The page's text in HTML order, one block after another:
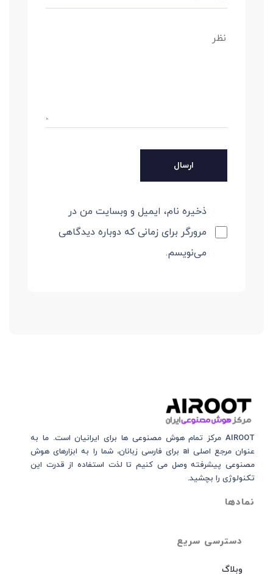
ذخیره نام، ایمیل و وبسایت من در
مرورگر برای زمانی که دوباره دیدگاهی
می‌نویسم.
دسترسی سریع
وبلاگ
AIROOT مرکز تمام هوش مصنوعی‌‌‌ ها برای ایرانیان است. ما به
عنوان مرجع اصلی ai برای فارسی زبانان، شما را به ابزارهای هوش
مصنوعی پیشرفته وصل می کنیم تا لذت استفاده از قدرت این
تکنولوژی را بچشید.
نمادها